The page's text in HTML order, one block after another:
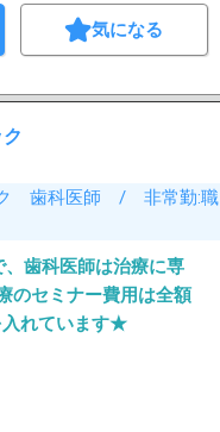
気になる
歯科医師は治療に専
のセミナー費用は全額
入れています★